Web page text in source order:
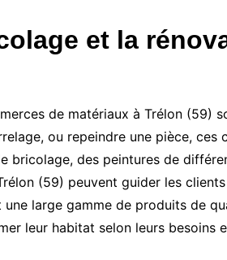
et la
de matériaux à Trélon (59)
ou repeindre une pièce,
bricolage, des peintures de
(59) peuvent guider les
large gamme de produits de
leur habitat selon leurs besoins